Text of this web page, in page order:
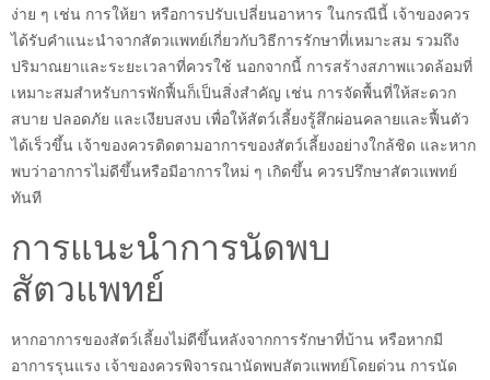
ง่าย ๆ เช่น การให้ยา หรือการปรับเปลี่ยนอาหาร ในกรณีนี้ เจ้าของควร
ได้รับคำแนะนำจากสัตวแพทย์เกี่ยวกับวิธีการรักษาที่เหมาะสม รวมถึง
ปริมาณยาและระยะเวลาที่ควรใช้ นอกจากนี้ การสร้างสภาพแวดล้อมที่
เหมาะสมสำหรับการพักฟื้นก็เป็นสิ่งสำคัญ เช่น การจัดพื้นที่ให้สะดวก
สบาย ปลอดภัย และเงียบสงบ เพื่อให้สัตว์เลี้ยงรู้สึกผ่อนคลายและฟื้นตัว
ได้เร็วขึ้น เจ้าของควรติดตามอาการของสัตว์เลี้ยงอย่างใกล้ชิด และหาก
พบว่าอาการไม่ดีขึ้นหรือมีอาการใหม่ ๆ เกิดขึ้น ควรปรึกษาสัตวแพทย์
ทันที
การแนะนำการนัดพบ
สัตวแพทย์
หากอาการของสัตว์เลี้ยงไม่ดีขึ้นหลังจากการรักษาที่บ้าน หรือหากมี
อาการรุนแรง เจ้าของควรพิจารณานัดพบสัตวแพทย์โดยด่วน การนัด